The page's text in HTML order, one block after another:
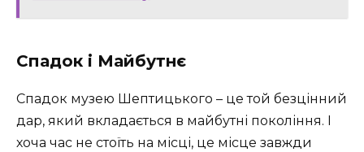
Спадок і Майбутнє
Спадок музею Шептицького – це той безцінний
дар, який вкладається в майбутні покоління. І
хоча час не стоїть на місці, це місце завжди